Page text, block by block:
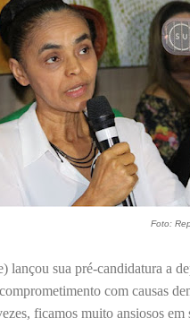
Foto:
sua pré-candidatura a
com causas
ficamos muito ansiosos